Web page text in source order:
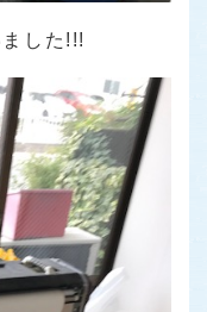
した!!!